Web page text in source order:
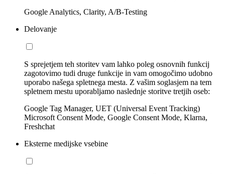
Google Analytics, Clarity, A/B-Testing
Delovanje
S sprejetjem teh storitev vam lahko poleg osnovnih funkcij
zagotovimo tudi druge funkcije in vam omogočimo udobno
uporabo našega spletnega mesta. Z vašim soglasjem na tem
spletnem mestu uporabljamo naslednje storitve tretjih oseb:
Google Tag Manager, UET (Universal Event Tracking)
Microsoft Consent Mode, Google Consent Mode, Klarna,
Freshchat
Eksterne medijske vsebine